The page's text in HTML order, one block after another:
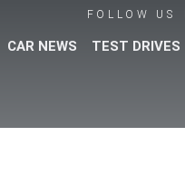
FOLLOW US
CAR NEWS TEST DRIVES
το αυτοκίνητο!